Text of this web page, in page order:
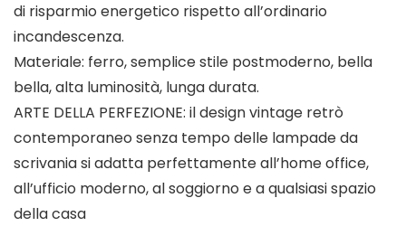
di risparmio energetico rispetto all’ordinario
incandescenza.
Materiale: ferro, semplice stile postmoderno, bella
bella, alta luminosità, lunga durata.
ARTE DELLA PERFEZIONE: il design vintage retrò
contemporaneo senza tempo delle lampade da
scrivania si adatta perfettamente all’home office,
all’ufficio moderno, al soggiorno e a qualsiasi spazio
della casa